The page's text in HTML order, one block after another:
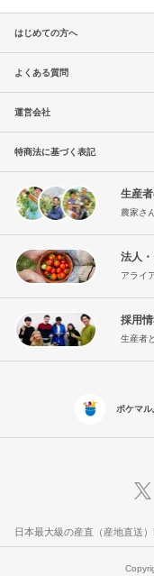
はじめての方へ
よくある質問
運営会社
特商法に基づく表記
生産
農家さ
法人
アライ
採用
生産者
ポケマ
日本最大級の産直（産地直送